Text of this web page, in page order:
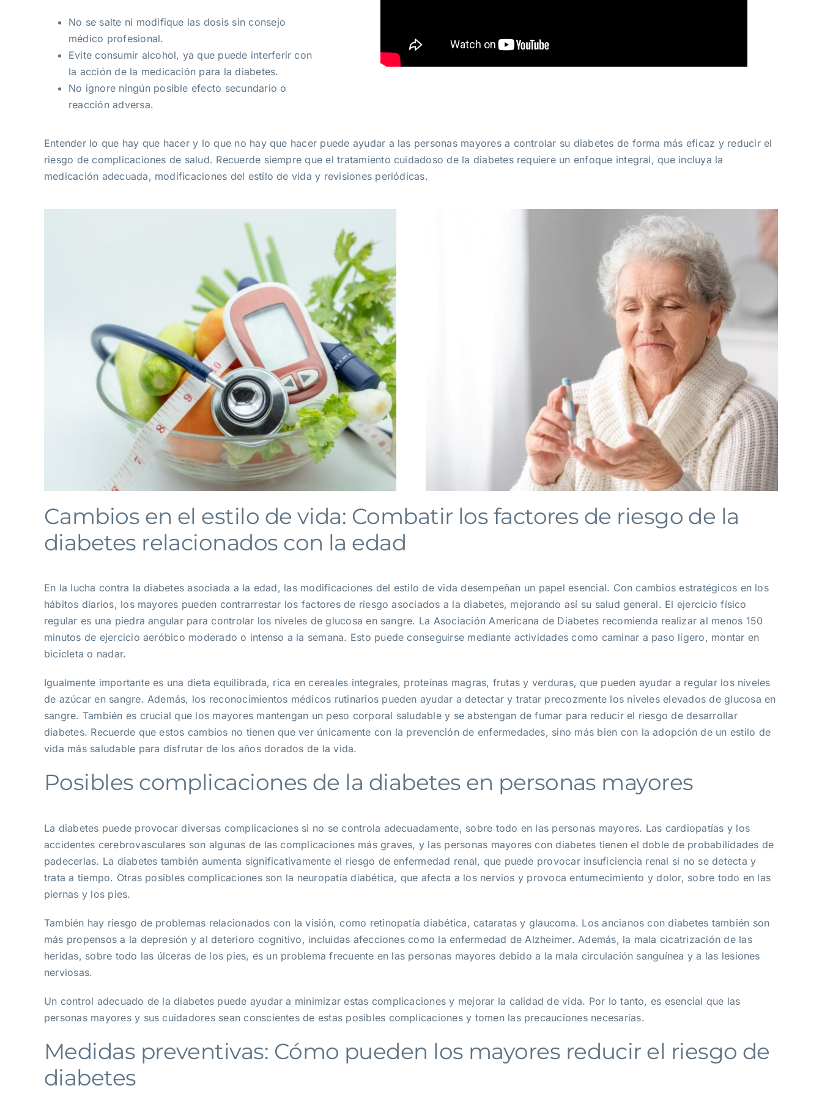
No se salte ni modifique las dosis sin consejo
médico profesional.
Evite consumir alcohol, ya que puede interferir con
la acción de la medicación para la diabetes.
No ignore ningún posible efecto secundario o
reacción adversa.
Entender lo que hay que hacer y lo que no hay que hacer puede ayudar a las personas mayores a controlar su diabetes de forma más eficaz y reducir el
riesgo de complicaciones de salud. Recuerde siempre que el tratamiento cuidadoso de la diabetes requiere un enfoque integral, que incluya la
medicación adecuada, modificaciones del estilo de vida y revisiones periódicas.
Cambios en el estilo de vida: Combatir los factores de riesgo de la
diabetes relacionados con la edad
En la lucha contra la diabetes asociada a la edad, las modificaciones del estilo de vida desempeñan un papel esencial. Con cambios estratégicos en los
hábitos diarios, los mayores pueden contrarrestar los factores de riesgo asociados a la diabetes, mejorando así su salud general. El ejercicio físico
regular es una piedra angular para controlar los niveles de glucosa en sangre. La Asociación Americana de Diabetes recomienda realizar al menos 150
minutos de ejercicio aeróbico moderado o intenso a la semana. Esto puede conseguirse mediante actividades como caminar a paso ligero, montar en
bicicleta o nadar.
Igualmente importante es una dieta equilibrada, rica en cereales integrales, proteínas magras, frutas y verduras, que pueden ayudar a regular los niveles
de azúcar en sangre. Además, los reconocimientos médicos rutinarios pueden ayudar a detectar y tratar precozmente los niveles elevados de glucosa en
sangre. También es crucial que los mayores mantengan un peso corporal saludable y se abstengan de fumar para reducir el riesgo de desarrollar
diabetes. Recuerde que estos cambios no tienen que ver únicamente con la prevención de enfermedades, sino más bien con la adopción de un estilo de
vida más saludable para disfrutar de los años dorados de la vida.
Posibles complicaciones de la diabetes en personas mayores
La diabetes puede provocar diversas complicaciones si no se controla adecuadamente, sobre todo en las personas mayores. Las cardiopatías y los
accidentes cerebrovasculares son algunas de las complicaciones más graves, y las personas mayores con diabetes tienen el doble de probabilidades de
padecerlas. La diabetes también aumenta significativamente el riesgo de enfermedad renal, que puede provocar insuficiencia renal si no se detecta y
trata a tiempo. Otras posibles complicaciones son la neuropatía diabética, que afecta a los nervios y provoca entumecimiento y dolor, sobre todo en las
piernas y los pies.
También hay riesgo de problemas relacionados con la visión, como retinopatía diabética, cataratas y glaucoma. Los ancianos con diabetes también son
más propensos a la depresión y al deterioro cognitivo, incluidas afecciones como la enfermedad de Alzheimer. Además, la mala cicatrización de las
heridas, sobre todo las úlceras de los pies, es un problema frecuente en las personas mayores debido a la mala circulación sanguínea y a las lesiones
nerviosas.
Un control adecuado de la diabetes puede ayudar a minimizar estas complicaciones y mejorar la calidad de vida. Por lo tanto, es esencial que las
personas mayores y sus cuidadores sean conscientes de estas posibles complicaciones y tomen las precauciones necesarias.
Medidas preventivas: Cómo pueden los mayores reducir el riesgo de
diabetes